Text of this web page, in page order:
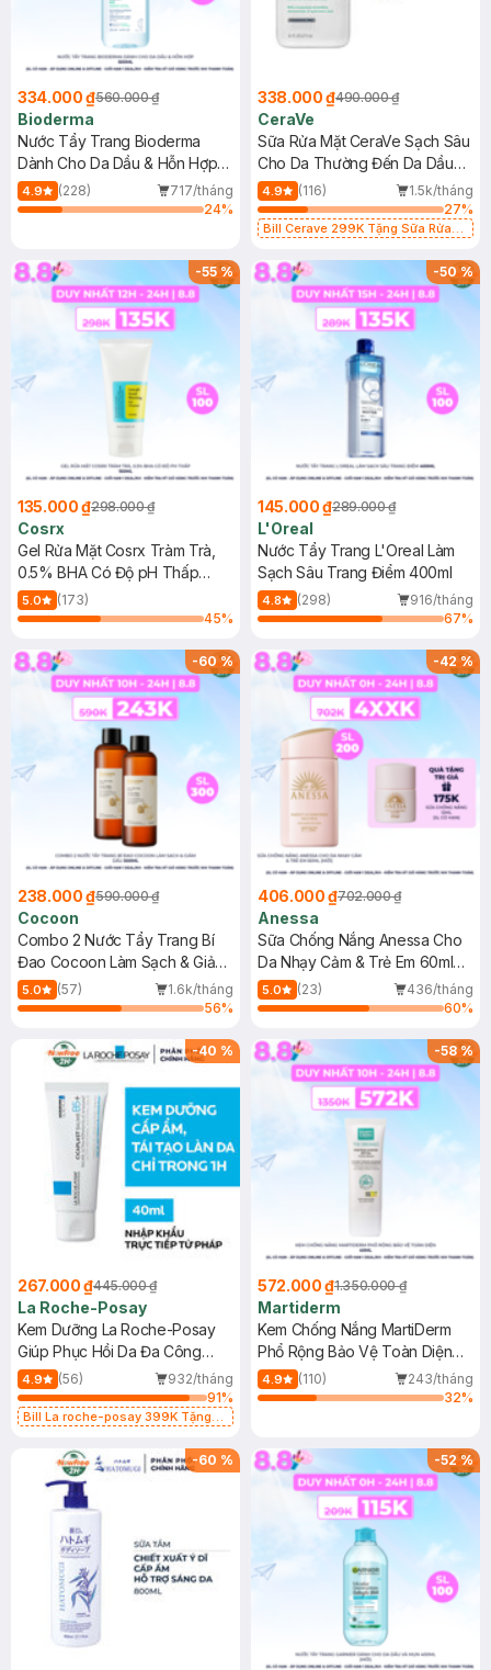
334.000 ₫560.000 ₫
Bioderma
Nước Tẩy Trang Bioderma
Dành Cho Da Dầu & Hỗn Hợp
500ml
4.9 (228)
717/tháng
24%
338.000 ₫490.000 ₫
CeraVe
Sữa Rửa Mặt CeraVe Sạch Sâu
Cho Da Thường Đến Da Dầu
473ml
4.9 (116)
1.5k/tháng
27%
Bill Cerave 299K Tặng Sữa Rửa
-55%
135.000 ₫298.000 ₫
Cosrx
Gel Rửa Mặt Cosrx Tràm Trà,
0.5% BHA Có Độ pH Thấp
150ml
5.0
(173)
45%
-50%
145.000 ₫289.000 ₫
L'Oreal
Nước Tẩy Trang L'Oreal Làm
Sạch Sâu Trang Điểm 400ml
4.8 (298)
916/tháng
67%
-60%
238.000 ₫590.000 ₫
Cocoon
Combo 2 Nước Tẩy Trang Bí
Đao Cocoon Làm Sạch & Giảm
Dầu 500ml
5.0 (57)
1.6k/tháng
56%
-42%
406.000 ₫702.000 ₫
Anessa
Sữa Chống Nắng Anessa Cho
Da Nhạy Cảm & Trẻ Em 60ml
(Mới)
5.0 (23)
436/tháng
60%
-40 %
267.000 ₫445.000 ₫
La Roche-Posay
Kem Dưỡng La Roche-Posay
Giúp Phục Hồi Da Đa Công
Dụng 40ml
4.9 (56)
932/tháng
91%
Bill La roche-posay 399K Tặng
(SL có hạn)
-58%
572.000 ₫1.350.000 ₫
Martiderm
Kem Chống Nắng MartiDerm
Phổ Rộng Bảo Vệ Toàn Diện
40ml
4.9 (110)
243/tháng
32%
-60 % -52%